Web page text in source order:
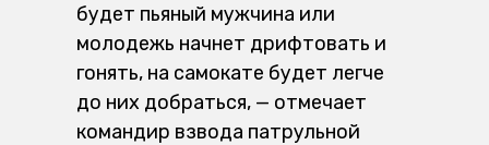
будет пьяный мужчина или
молодежь начнет дрифтовать и
гонять, на самокате будет легче
до них добраться, — отмечает
командир взвода патрульной